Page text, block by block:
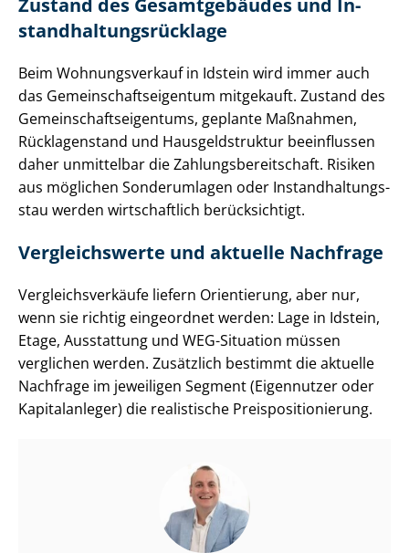
Zustand des Gesamtgebäudes und In­
stand­hal­tungs­rück­la­ge
Beim Wohnungsverkauf in Idstein wird immer auch
das Ge­mein­schafts­ei­gen­tum mitgekauft. Zustand des
Ge­mein­schafts­ei­gen­tums, geplante Maßnahmen,
Rücklagenstand und Haus­geld­struk­tur beeinflussen
daher unmittelbar die Zah­lungs­be­reit­schaft. Risiken
aus möglichen Sonderumlagen oder In­stand­hal­tungs­
stau werden wirtschaftlich berücksichtigt.
Vergleichswerte und aktuelle Nachfrage
Ver­gleichs­ver­käu­fe liefern Orientierung, aber nur,
wenn sie richtig eingeordnet werden: Lage in Idstein,
Etage, Ausstattung und WEG-Situation müssen
verglichen werden. Zusätzlich bestimmt die aktuelle
Nachfrage im jeweiligen Segment (Eigennutzer oder
Kapitalanleger) die realistische Preis­po­si­tio­nie­rung.